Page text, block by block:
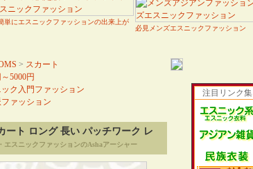
単にエスニックファッションの出来上が
必見メンズエスニックファッション
> スカート
5000円
ク入門ファッション
ァッション
ート ロング 長い パッチワーク レ
エスニックファッションのAshaアーシャー
注目リンク集